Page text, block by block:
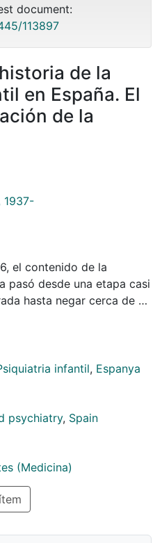
document:
113897
de la
en España. El
de la
1937-
el contenido de la
pasó desde una etapa casi
hasta negar cerca de su
esta evolución y
su evolución en el mundo.
infantil, Espanya
psychiatry, Spain
(Medicina)